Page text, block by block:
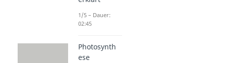
1/5 – Dauer:
02:45
Photosynth
ese